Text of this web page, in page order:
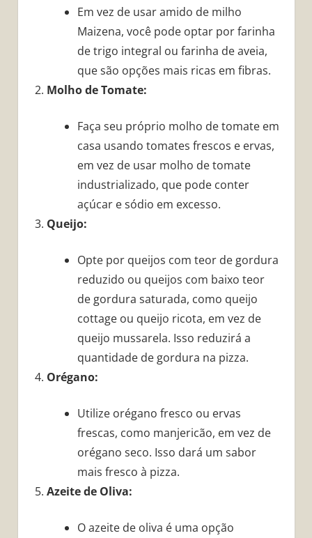
Em vez de usar amido de milho
Maizena, você pode optar por farinha
de trigo integral ou farinha de aveia,
que são opções mais ricas em fibras.
Molho de Tomate:
Faça seu próprio molho de tomate em
casa usando tomates frescos e ervas,
em vez de usar molho de tomate
industrializado, que pode conter
açúcar e sódio em excesso.
Queijo:
Opte por queijos com teor de gordura
reduzido ou queijos com baixo teor
de gordura saturada, como queijo
cottage ou queijo ricota, em vez de
queijo mussarela. Isso reduzirá a
quantidade de gordura na pizza.
Orégano:
Utilize orégano fresco ou ervas
frescas, como manjericão, em vez de
orégano seco. Isso dará um sabor
mais fresco à pizza.
Azeite de Oliva:
O azeite de oliva é uma opção